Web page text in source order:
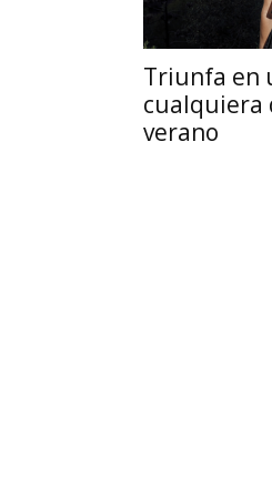
Triunfa en
cualquiera
verano